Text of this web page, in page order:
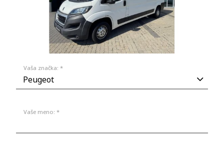
Vaša značka: *
Vaše meno: *